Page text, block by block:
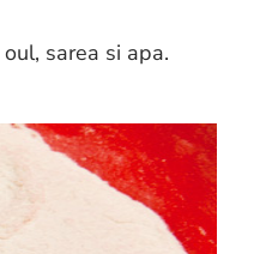
sarea si apa.